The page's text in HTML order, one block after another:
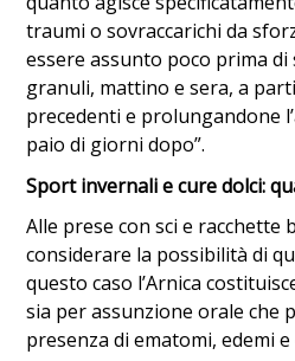
traumi o sovraccarichi da
essere assunto poco prima di
granuli, mattino e sera, a
precedenti e prolungandone
paio di giorni dopo”.
Sport invernali e cure dolci:
Alle prese con sci e racchette
considerare la possibilità di
questo caso l’Arnica
sia per assunzione orale che
presenza di ematomi, edemi